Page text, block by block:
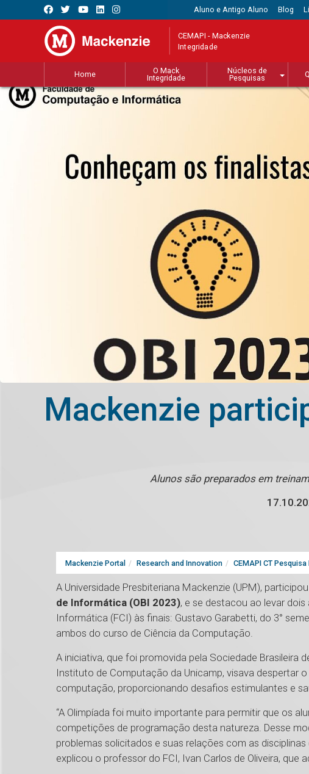
Aluno e Antigo Aluno Blog
CEMAPI - Mackenzie
Integridade
Home
O Mack
Integridade
Núcleos de
Pesquisas
Mackenzie
Alunos são preparados em
Mackenzie Portal Research and Innovation CEMAPI CT
A Universidade Presbiteriana Mackenzie (UPM),
de Informática (OBI 2023), e se destacou ao levar
Informática (FCI) às finais: Gustavo Garabetti, do 3°
ambos do curso de Ciência da Computação.
A iniciativa, que foi promovida pela Sociedade Brasileira
Instituto de Computação da Unicamp, visava despertar
computação, proporcionando desafios estimulantes e
“A Olimpíada foi muito importante para permitir que os
competições de programação desta natureza. Desse
problemas solicitados e suas relações com as
explicou o professor do FCI, Ivan Carlos de Oliveira, que